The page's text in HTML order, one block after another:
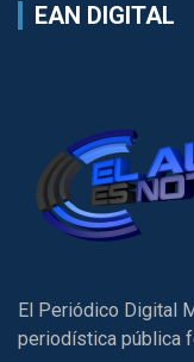
EAN DIGITAL
El Periódico Digital
periodística pública